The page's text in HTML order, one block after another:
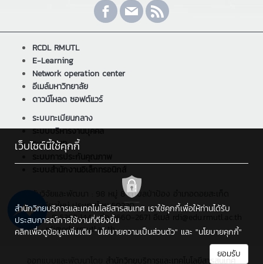
RCDL RMUTL
E-Learning
Network operation center
อีเมล์มหาวิทยาลัย
ดาวน์โหลด ซอฟต์แวร์
ระบบทะเบียนกลาง
ระบบบริหารงานบุคคล
ระบบ ERP
สถาบันวิจัยและพัฒนา : 98 หมู่ 8 ตำบลป่าป้อง อำเภอดอยสะเก็ด
จังหวัดเชียงใหม่ ประเทศไทย 50220
โทรศัพท์ : 0 5392 1444 ต่อ 2660-2671 อีเมล์ rdi@edu.rmutl.ac.th
, อีเมล : rdi@edu.rmutl.ac.th
เว็บไซต์นี้ใช้คุกกี้
สำนักวิทยบริการและเทคโนโลยีสารสนเทศ เราใช้คุกกี้เพื่อให้ท่านได้รับ
ประสบการณ์การใช้งานที่ดียิ่งขึ้น
คลิกเพื่อดูข้อมูลเพิ่มเติม "นโยบายความเป็นส่วนตัว" และ "นโยบายคุกกี้"
ยอมรับ
สำนักวิทยบริการและเทคโนโลยีสารสนเทศ